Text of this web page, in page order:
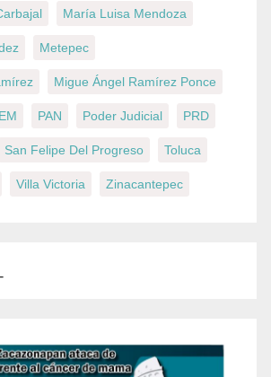
María Luisa Mendoza
Metepec
Migue Ángel Ramírez Ponce
PAN Poder Judicial PRD
San Felipe Del Progreso Toluca
Villa Victoria Zinacantepec